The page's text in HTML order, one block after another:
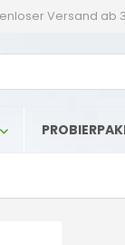
Versand ab